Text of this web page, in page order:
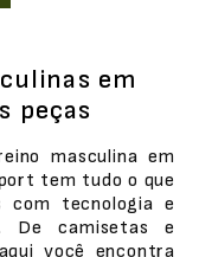
em
peças
masculina em
tem tudo o que
com tecnologia e
De camisetas e
você encontra